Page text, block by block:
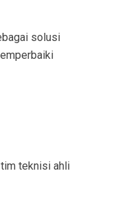
solusi
teknisi ahli